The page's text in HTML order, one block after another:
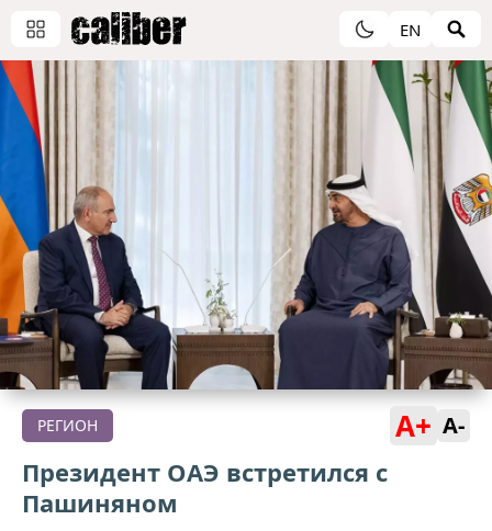
EN
РЕГИОН A+ A-
Президент ОАЭ встретился с
Пашиняном